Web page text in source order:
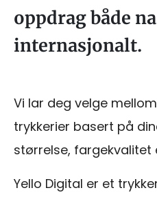
oppdrag både
internasjonalt.
Vi lar deg velge
trykkerier basert på
størrelse, fargekvalitet
Yello Digital er et